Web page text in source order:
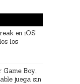
en iOS
los
Game Boy,
juega sin